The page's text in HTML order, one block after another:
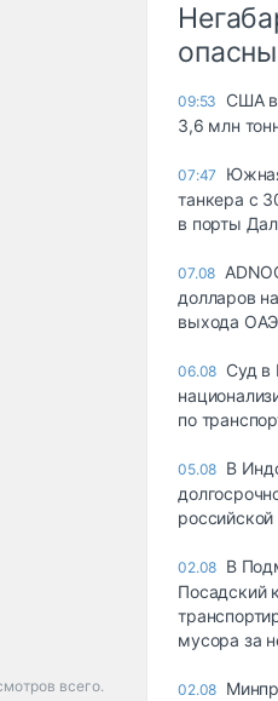
всего.
09:53
США в
3,6 млн
07:47
танкера с
в порты
07.08
долларов
выхода
06.08 Суд в
по
05.08 В
российской
02.08 В
Посадский
мусора за
02.08